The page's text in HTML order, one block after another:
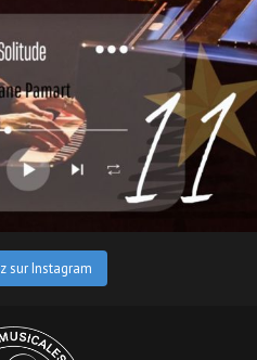
sur Instagram